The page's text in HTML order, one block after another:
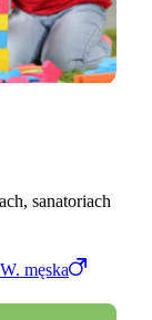
W. męska
sanatoriach